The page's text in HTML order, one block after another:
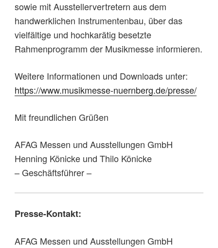
sowie mit Ausstellervertretern aus dem
handwerklichen Instrumentenbau, über das
vielfältige und hochkarätig besetzte
Rahmenprogramm der Musikmesse informieren.
Weitere Informationen und Downloads unter:
https://www.musikmesse-nuernberg.de/presse/
Mit freundlichen Grüßen
AFAG Messen und Ausstellungen GmbH
Henning Könicke und Thilo Könicke
– Geschäftsführer –
Presse-Kontakt:
AFAG Messen und Ausstellungen GmbH